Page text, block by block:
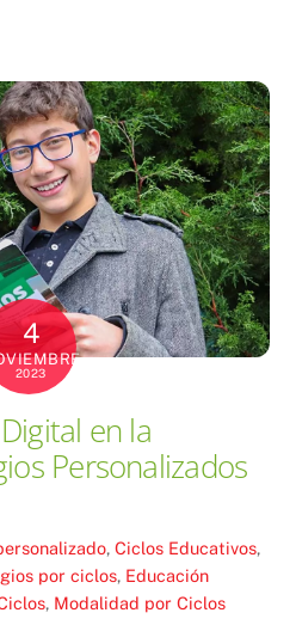
4
2023
en la
Personalizados
,Ciclos Educativos,
por ciclos, Educación
, Modalidad por Ciclos